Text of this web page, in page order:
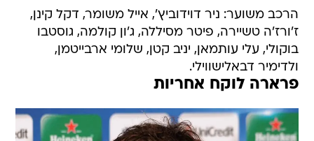
הרכב משוער: ניר דוידוביץ', אייל משומר, דקל קינן,
ז'ורז'ה טשיירה, פיטר מסיללה, ג'ון קולמה, גוסטבו
בוקולי, עלי עותמאן, יניב קטן, שלומי ארבייטמן,
ולדימיר דבאלישווילי.
פרארה לוקח אחריות